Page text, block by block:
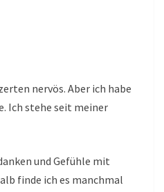
nervös. Aber ich habe
Ich stehe seit meiner
und Gefühle mit
finde ich es manchmal